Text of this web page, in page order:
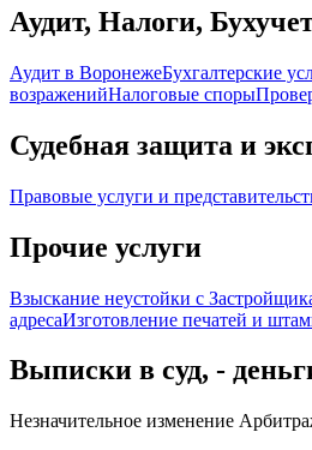
Аудит, Налоги,
Аудит в ВоронежеБухгалтерские
возраженийНалоговые споры
Судебная защита и
Правовые услуги и
Прочие услуги
Взыскание неустойки с
адресаИзготовление печатей и
Выписки в суд, -
Незначительное изменение